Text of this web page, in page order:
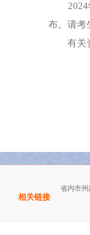
2024年
布。请考
有关资
相关链接
省内市